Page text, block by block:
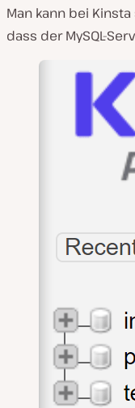
Man kann bei
dass der MySQL-